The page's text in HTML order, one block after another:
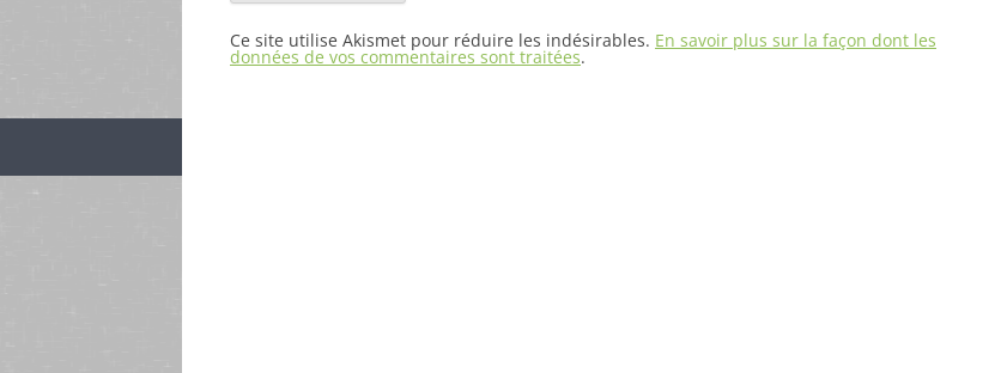
Ce site utilise Akismet pour réduire les indésirables. En savoir plus sur la façon dont les
données de vos commentaires sont traitées.